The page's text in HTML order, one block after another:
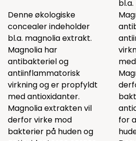
Denne økologiske
concealer indeholder
bl.a. magnolia extrakt.
Magnolia har
antibakteriel og
antiinflammatorisk
virkning og er propfyldt
med antioxidanter.
Magnolia extrakten vil
derfor virke mod
bakterier på huden og
for